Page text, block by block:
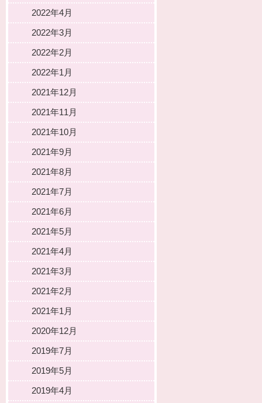
2022年4月
2022年3月
2022年2月
2022年1月
2021年12月
2021年11月
2021年10月
2021年9月
2021年8月
2021年7月
2021年6月
2021年5月
2021年4月
2021年3月
2021年2月
2021年1月
2020年12月
2019年7月
2019年5月
2019年4月